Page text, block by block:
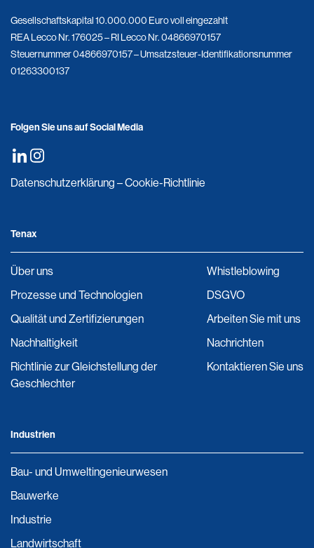
Gesellschaftskapital 10.000.000 Euro voll eingezahlt
REA Lecco Nr. 176025 – RI Lecco Nr. 04866970157
Steuernummer 04866970157 – Umsatzsteuer-Identifikationsnummer
01263300137
Folgen Sie uns auf Social Media
Datenschutzerklärung –Cookie-Richtlinie
Tenax
Über uns
Prozesse und Technologien
Qualität und Zertifizierungen
Nachhaltigkeit
Richtlinie zur Gleichstellung der
Geschlechter
Whistleblowing
DSGVO
Arbeiten Sie mit uns
Nachrichten
Kontaktieren Sie uns
Industrien
Bau- und Umweltingenieurwesen
Bauwerke
Industrie
Landwirtschaft